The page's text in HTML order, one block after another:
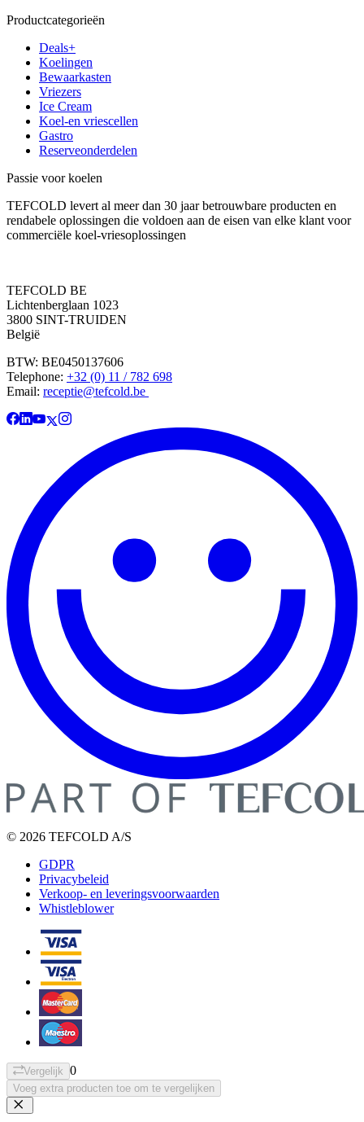
Productcategorieën
Deals+
Koelingen
Bewaarkasten
Vriezers
Ice Cream
Koel-en vriescellen
Gastro
Reserveonderdelen
Passie voor koelen
TEFCOLD levert al meer dan 30 jaar betrouwbare producten en
rendabele oplossingen die voldoen aan de eisen van elke klant voor
commerciële koel-vriesoplossingen
TEFCOLD BE
Lichtenberglaan 1023
3800 SINT-TRUIDEN
België
BTW: BE0450137606
Telephone: +32 (0) 11 / 782 698
Email: receptie@tefcold.be
© 2026 TEFCOLD A/S
GDPR
Privacybeleid
Verkoop- en leveringsvoorwaarden
Whistleblower
Vergelijk 0
Voeg extra producten toe om te vergelijken